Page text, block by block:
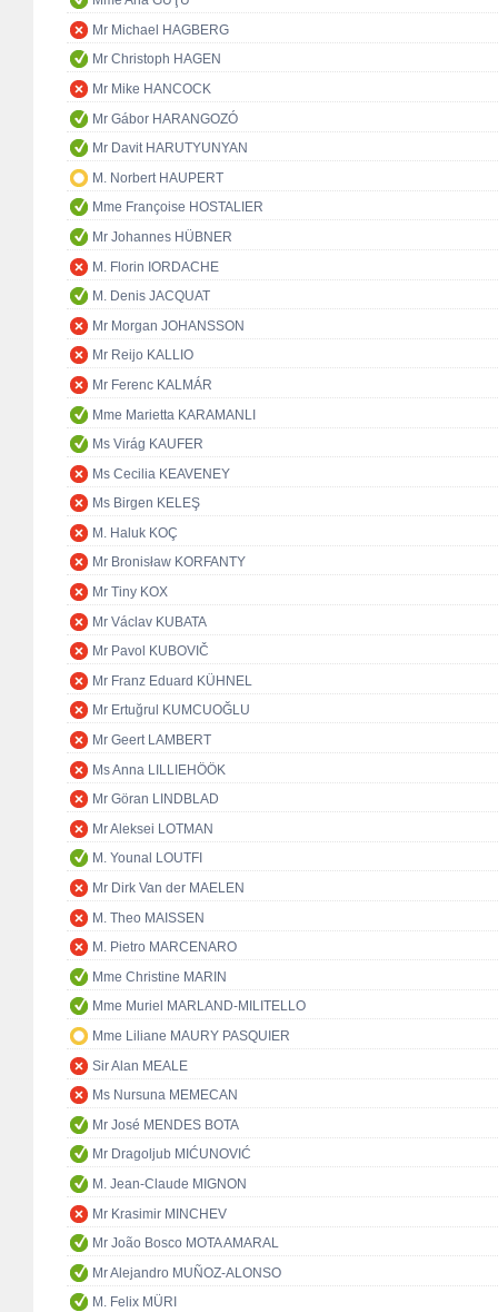
Mr Michael HAGBERG
Mr Christoph HAGEN
Mr Mike HANCOCK
Mr Gábor HARANGOZÓ
Mr Davit HARUTYUNYAN
M. Norbert HAUPERT
Mme Françoise HOSTALIER
Mr Johannes HÜBNER
M. Florin IORDACHE
M. Denis JACQUAT
Mr Morgan JOHANSSON
Mr Reijo KALLIO
Mr Ferenc KALMÁR
Mme Marietta KARAMANLI
Ms Virág KAUFER
Ms Cecilia KEAVENEY
Ms Birgen KELEŞ
M. Haluk KOÇ
Mr Bronisław KORFANTY
Mr Tiny KOX
Mr Václav KUBATA
Mr Pavol KUBOVIČ
Mr Franz Eduard KÜHNEL
Mr Ertuğrul KUMCUOĞLU
Mr Geert LAMBERT
Ms Anna LILLIEHÖÖK
Mr Göran LINDBLAD
Mr Aleksei LOTMAN
M. Younal LOUTFI
Mr Dirk Van der MAELEN
M. Theo MAISSEN
M. Pietro MARCENARO
Mme Christine MARIN
Mme Muriel MARLAND-MILITELLO
Mme Liliane MAURY PASQUIER
Sir Alan MEALE
Ms Nursuna MEMECAN
Mr José MENDES BOTA
Mr Dragoljub MIĆUNOVIĆ
M. Jean-Claude MIGNON
Mr Krasimir MINCHEV
Mr João Bosco MOTA AMARAL
Mr Alejandro MUÑOZ-ALONSO
M. Felix MÜRI